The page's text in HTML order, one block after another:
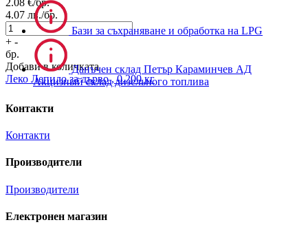
2.08 €/бр.
4.07 лв./бр.
+ -
бр.
Добави в количката
Леко Лепило за дърво , 0.200 кг
Бази за съхраняване и обработка на LPG
Данъчен склад Петър Караминчев АД
Акцизный склад дизельного топлива
Контакти
Контакти
Производители
Производители
Електронен магазин